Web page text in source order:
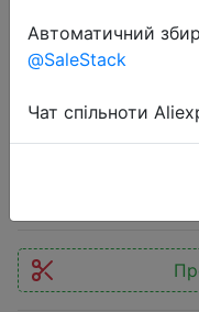
2022-11-23
Мешок
тент, 11 кг,
Автоматичний
@SaleStack
Чат спільноти